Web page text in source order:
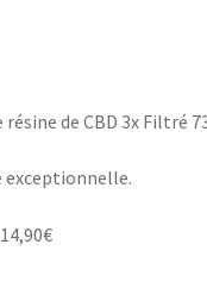
de CBD 3x Filtré
exceptionnelle.